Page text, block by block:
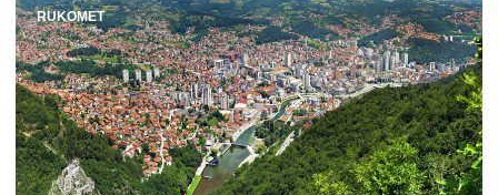
RUKOMET